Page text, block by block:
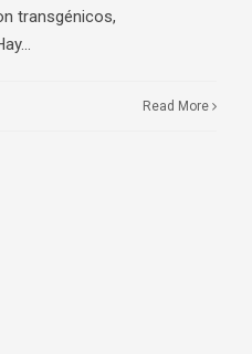
transgénicos,
...
Read More